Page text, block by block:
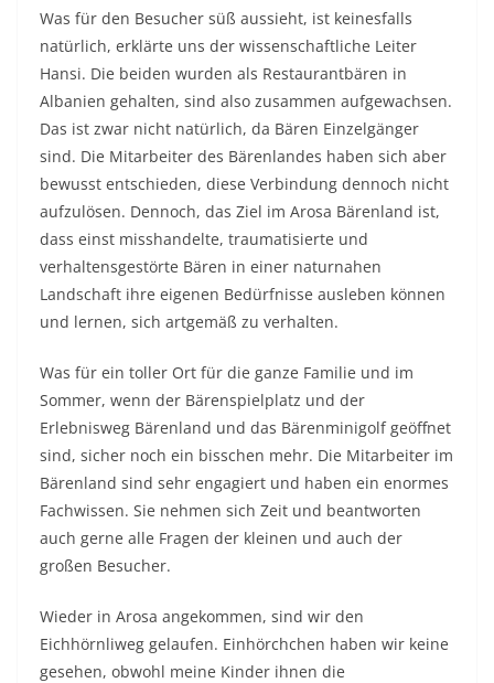
Was für den Besucher süß aussieht, ist keinesfalls
natürlich, erklärte uns der wissenschaftliche Leiter
Hansi. Die beiden wurden als Restaurantbären in
Albanien gehalten, sind also zusammen aufgewachsen.
Das ist zwar nicht natürlich, da Bären Einzelgänger
sind. Die Mitarbeiter des Bärenlandes haben sich aber
bewusst entschieden, diese Verbindung dennoch nicht
aufzulösen. Dennoch, das Ziel im Arosa Bärenland ist,
dass einst misshandelte, traumatisierte und
verhaltensgestörte Bären in einer naturnahen
Landschaft ihre eigenen Bedürfnisse ausleben können
und lernen, sich artgemäß zu verhalten.
Was für ein toller Ort für die ganze Familie und im
Sommer, wenn der Bärenspielplatz und der
Erlebnisweg Bärenland und das Bärenminigolf geöffnet
sind, sicher noch ein bisschen mehr. Die Mitarbeiter im
Bärenland sind sehr engagiert und haben ein enormes
Fachwissen. Sie nehmen sich Zeit und beantworten
auch gerne alle Fragen der kleinen und auch der
großen Besucher.
Wieder in Arosa angekommen, sind wir den
Eichhörnliweg gelaufen. Einhörchchen haben wir keine
gesehen, obwohl meine Kinder ihnen die